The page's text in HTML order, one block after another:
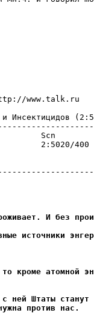
www.talk.ru
Инсектицидов
2:5020/400
И без
источники
то кроме атомной
ней Штаты станут
против нас.